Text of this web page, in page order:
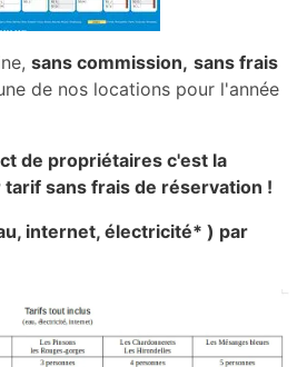
sans commission, sans frais
de nos locations pour l'année
de propriétaires c'est la
sans frais de réservation !
internet, électricité* ) par